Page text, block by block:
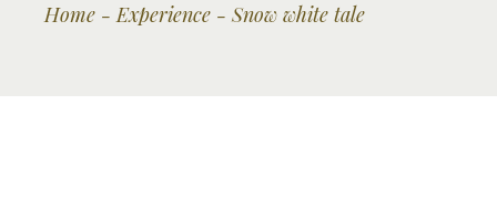
Home Experience Snow white tale